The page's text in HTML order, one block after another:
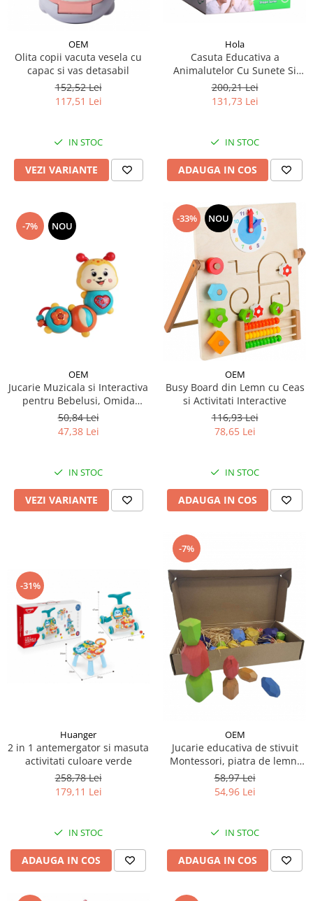
OEM
Olita copii vacuta vesela cu
capac si vas detasabil
152,52 Lei
117,51 Lei
IN STOC
VEZI VARIANTE
Hola
Casuta Educativa a
Animalutelor Cu Sunete Si
Lumini
200,21 Lei
131,73 Lei
IN STOC
ADAUGA IN COS
-7% NOU
OEM
Jucarie Muzicala si Interactiva
pentru Bebelusi, Omida
Cantareata
50,84 Lei
47,38 Lei
IN STOC
VEZI VARIANTE
-33% NOU
OEM
Busy Board din Lemn cu Ceas
si Activitati Interactive
116,93 Lei
78,65 Lei
IN STOC
ADAUGA IN COS
-31%
Huanger
2 in 1 antemergator si masuta
activitati culoare verde
258,78 Lei
179,11 Lei
IN STOC
ADAUGA IN COS
-7%
OEM
Jucarie educativa de stivuit
Montessori, piatra de lemn,
30 piese
58,97 Lei
54,96 Lei
IN STOC
ADAUGA IN COS